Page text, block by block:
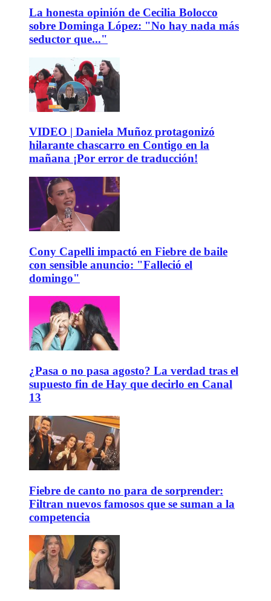
La honesta opinión de Cecilia Bolocco
sobre Dominga López: "No hay nada más
seductor que..."
VIDEO | Daniela Muñoz protagonizó
hilarante chascarro en Contigo en la
mañana ¡Por error de traducción!
Cony Capelli impactó en Fiebre de baile
con sensible anuncio: "Falleció el
domingo"
¿Pasa o no pasa agosto? La verdad tras el
supuesto fin de Hay que decirlo en Canal
13
Fiebre de canto no para de sorprender:
Filtran nuevos famosos que se suman a la
competencia